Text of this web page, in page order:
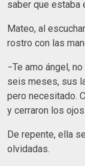
saber que estaba
Mateo, al
rostro con las
−Te amo ángel,
seis meses, sus
pero necesitado.
y cerraron los
De repente, ella
olvidadas.